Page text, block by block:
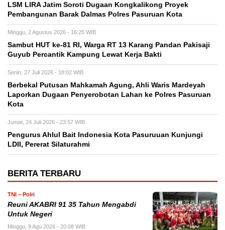
LSM LIRA Jatim Soroti Dugaan Kongkalikong Proyek
Pembangunan Barak Dalmas Polres Pasuruan Kota
Minggu, 2 Agustus 2026 - 16:25 WIB
Sambut HUT ke-81 RI, Warga RT 13 Karang Pandan Pakisaji
Guyub Percantik Kampung Lewat Kerja Bakti
Senin, 27 Juli 2026 - 18:02 WIB
Berbekal Putusan Mahkamah Agung, Ahli Waris Mardeyah
Laporkan Dugaan Penyerobotan Lahan ke Polres Pasuruan
Kota
Jumat, 24 Juli 2026 - 23:57 WIB
Pengurus Ahlul Bait Indonesia Kota Pasuruuan Kunjungi
LDII, Pererat Silaturahmi
BERITA TERBARU
TNI – Polri
Reuni AKABRI 91 35 Tahun Mengabdi
Untuk Negeri
Minggu, 9 Agu 2026 - 20:08 WIB